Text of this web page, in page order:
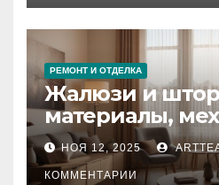
РЕМОНТ И ОТДЕЛКА
Жалюзи и
материалы,
управления и
НОЯ 12, 2025
КОММЕНТАРИИ